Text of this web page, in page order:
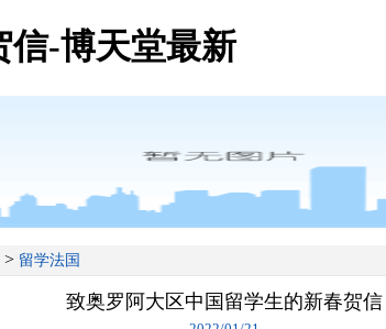
信-博天堂最新
> 留学法国
致奥罗阿大区中国留学生的新春贺信